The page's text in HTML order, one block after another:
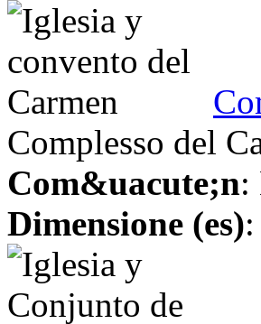
Complesso del
Com&uacute;n:
Dimensione (es)